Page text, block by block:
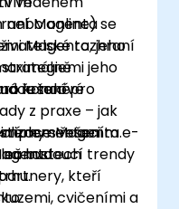
online) se
Magenta, jeho
jeho
také
z praxe – jak
Magenta.
budoucí trendy
Magenta
rozhraní
koncové
s řešením e-
kteří
řešení pro
implementaci
cvičeními a